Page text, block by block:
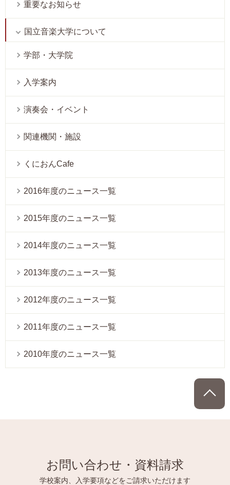
重要なお知らせ
国立音楽大学について
学部・大学院
入学案内
演奏会・イベント
関連機関・施設
くにおんCafe
2016年度のニュース一覧
2015年度のニュース一覧
2014年度のニュース一覧
2013年度のニュース一覧
2012年度のニュース一覧
2011年度のニュース一覧
2010年度のニュース一覧
お問い合わせ・資料請求
学校案内、入学要項などをご請求いただけます